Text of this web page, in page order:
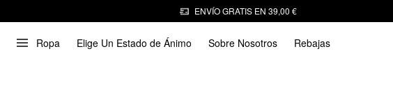
ENVÍO GRATIS EN 39,00 €
Ropa Elige Un Estado de Ánimo Sobre Nosotros Rebajas